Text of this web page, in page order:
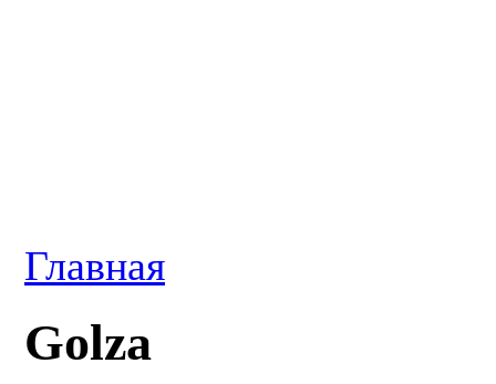
Главная
Golza